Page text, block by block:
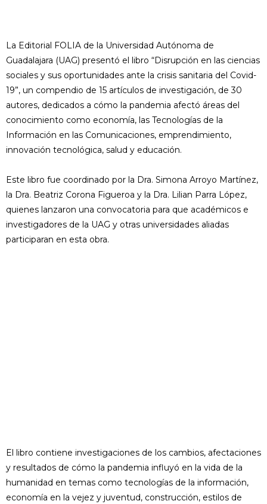
La Editorial FOLIA de la Universidad Autónoma de
Guadalajara (UAG) presentó el libro “Disrupción en las ciencias
sociales y sus oportunidades ante la crisis sanitaria del Covid-
19”, un compendio de 15 artículos de investigación, de 30
autores, dedicados a cómo la pandemia afectó áreas del
conocimiento como economía, las Tecnologías de la
Información en las Comunicaciones, emprendimiento,
innovación tecnológica, salud y educación.
Este libro fue coordinado por la Dra. Simona Arroyo Martínez,
la Dra. Beatriz Corona Figueroa y la Dra. Lilian Parra López,
quienes lanzaron una convocatoria para que académicos e
investigadores de la UAG y otras universidades aliadas
participaran en esta obra.
El libro contiene investigaciones de los cambios, afectaciones
y resultados de cómo la pandemia influyó en la vida de la
humanidad en temas como tecnologías de la información,
economía en la vejez y juventud, construcción, estilos de